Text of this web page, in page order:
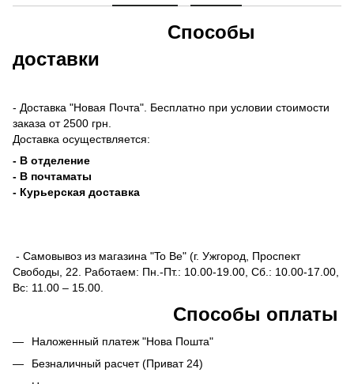
Способы
доставки
- Доставка "Новая Почта". Бесплатно при условии стоимости
заказа от 2500 грн.
Доставка осуществляется:
- В отделение
- В почтаматы
- Курьерская доставка
- Самовывоз из магазина "To Be" (г. Ужгород, Проспект
Свободы, 22. Работаем: Пн.-Пт.: 10.00-19.00, Сб.: 10.00-17.00,
Вс: 11.00 – 15.00.
Способы оплаты
Наложенный платеж "Нова Пошта"
Безналичный расчет (Приват 24)